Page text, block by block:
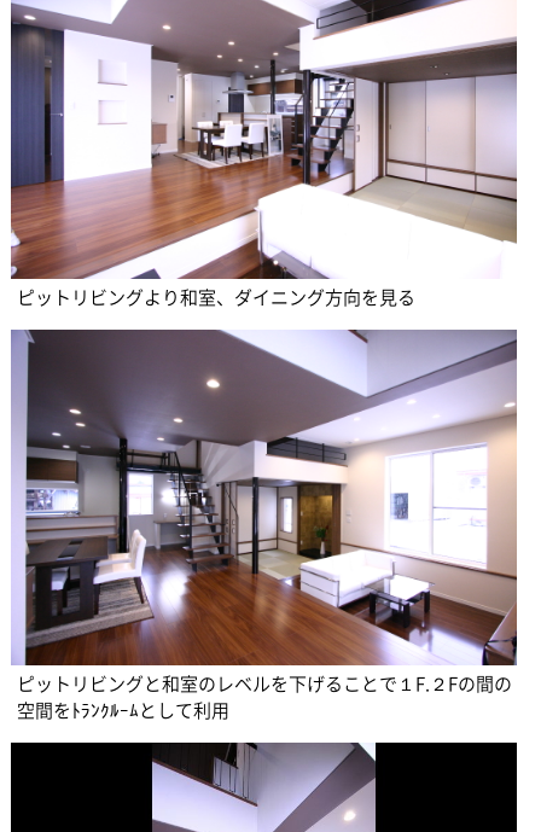
ピットリビングより和室、ダイニング方向を見る
ピットリビングと和室のレベルを下げることで１F.２Fの間の
空間をﾄﾗﾝｸﾙｰﾑとして利用